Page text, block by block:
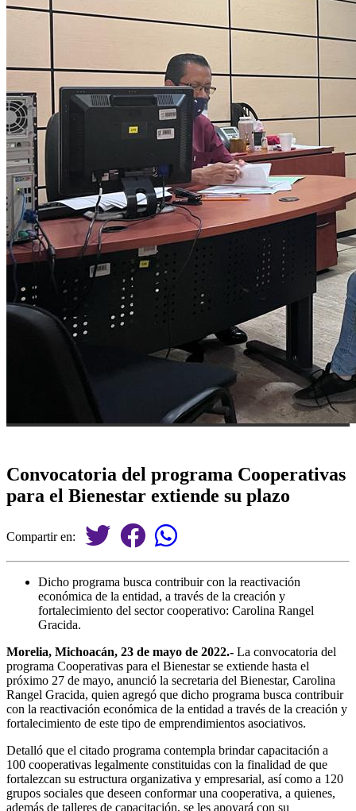
Convocatoria del programa Cooperativas
para el Bienestar extiende su plazo
Compartir en:
Dicho programa busca contribuir con la reactivación
económica de la entidad, a través de la creación y
fortalecimiento del sector cooperativo: Carolina Rangel
Gracida.
Morelia, Michoacán, 23 de mayo de 2022.- La convocatoria del
programa Cooperativas para el Bienestar se extiende hasta el
próximo 27 de mayo, anunció la secretaria del Bienestar, Carolina
Rangel Gracida, quien agregó que dicho programa busca contribuir
con la reactivación económica de la entidad a través de la creación y
fortalecimiento de este tipo de emprendimientos asociativos.
Detalló que el citado programa contempla brindar capacitación a
100 cooperativas legalmente constituidas con la finalidad de que
fortalezcan su estructura organizativa y empresarial, así como a 120
grupos sociales que deseen conformar una cooperativa, a quienes,
además de talleres de capacitación, se les apoyará con su